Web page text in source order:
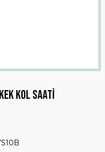
Kol Saati